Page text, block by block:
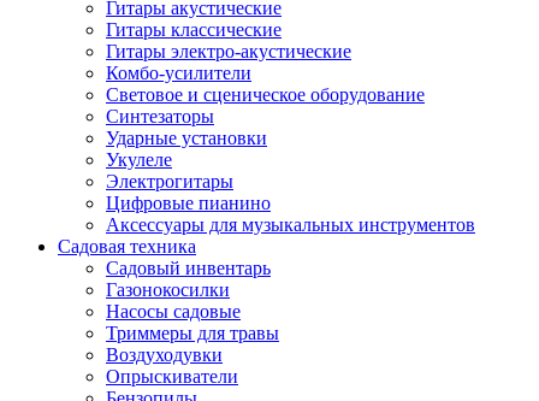
Гитары акустические
Гитары классические
Гитары электро-акустические
Комбо-усилители
Световое и сценическое оборудование
Синтезаторы
Ударные установки
Укулеле
Электрогитары
Цифровые пианино
Аксессуары для музыкальных инструментов
Садовая техника
Садовый инвентарь
Газонокосилки
Насосы садовые
Триммеры для травы
Воздуходувки
Опрыскиватели